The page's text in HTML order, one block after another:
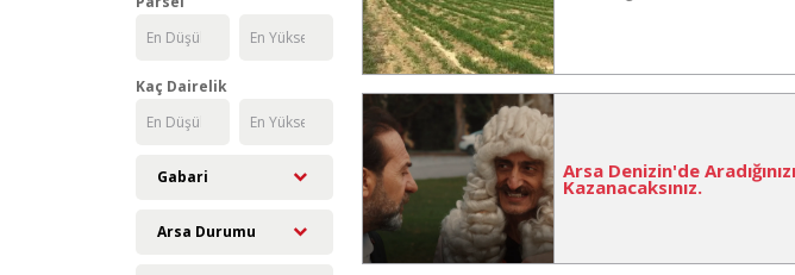
Yukarısırt Mh.
Yurtbekler Köyü
Kaç Dairelik
Gabari
Arsa Durumu
Arsa Denizin'de
Kazanacaksınız.